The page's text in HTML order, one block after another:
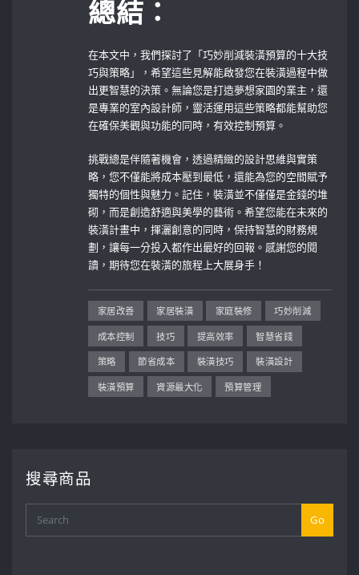
總結：
在本文中，我們探討了「巧妙削減裝潢預算的十大技
巧與策略」，希望這些見解能啟發您在裝潢過程中做
出更智慧的決策。無論您是打造夢想家園的業主，還
是專業的室內設計師，靈活運用這些策略都能幫助您
在確保美觀與功能的同時，有效控制預算。
挑戰總是伴隨著機會，透過精緻的設計思維與實策
略，您不僅能將成本壓到最低，還能為您的空間賦予
獨特的個性與魅力。記住，裝潢並不僅僅是金錢的堆
砌，而是創造舒適與美學的藝術。希望您能在未來的
裝潢計畫中，揮灑創意的同時，保持智慧的財務規
劃，讓每一分投入都作出最好的回報。感謝您的閱
讀，期待您在裝潢的旅程上大展身手！
家居改善 家居裝潢 家庭裝修 巧妙削減
成本控制 技巧 提高效率 智慧省錢
策略 節省成本 裝潢技巧 裝潢設計
裝潢預算 資源最大化 預算管理
搜尋商品
Go